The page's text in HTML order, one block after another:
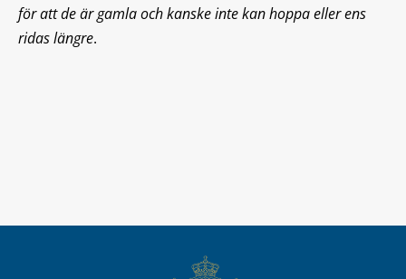
för att de är gamla och kanske inte kan hoppa eller ens
ridas längre.